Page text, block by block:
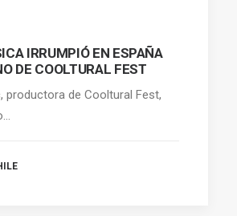
IRRUMPIÓ EN ESPAÑA
DE COOLTURAL FEST
productora de Cooltural Fest,